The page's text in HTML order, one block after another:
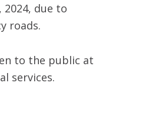
2024, due to
roads.
to the public at
services.